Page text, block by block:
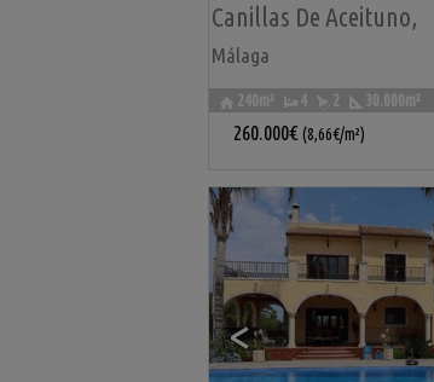
Canillas De Aceituno,
Málaga
240m² 4 2 30.000m²
260.000€ (8,66€/m²)
<